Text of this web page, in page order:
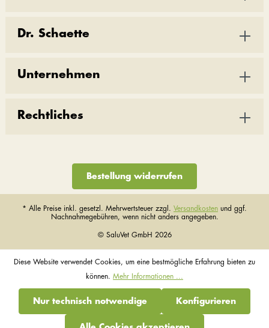
Dr. Schaette
Unternehmen
Rechtliches
Bestellung widerrufen
* Alle Preise inkl. gesetzl. Mehrwertsteuer zzgl. Versandkosten und ggf.
Nachnahmegebühren, wenn nicht anders angegeben.
© SaluVet GmbH 2026
Diese Website verwendet Cookies, um eine bestmögliche Erfahrung bieten zu
können. Mehr Informationen ...
Nur technisch notwendige Konfigurieren